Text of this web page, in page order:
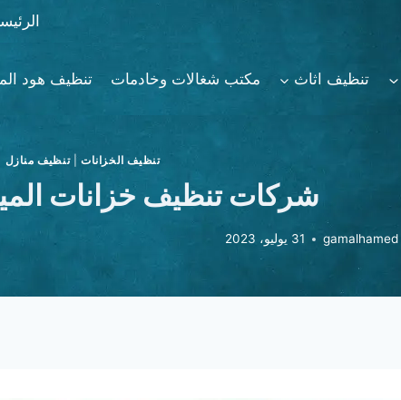
تنظيف اثاث مكتب شغالات وخادمات تنظيف هود
تنظيف الخزانات |تنظيف منازل
شركات تنظيف خزانات
gamalhamed 31 يوليو، 2023